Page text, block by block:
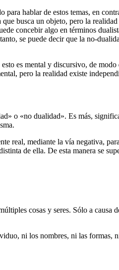
hablar de estos temas, en
busca un objeto, pero la
concebir algo en términos
se puede decir que la no-
es mental y discursivo, de
pero la realidad existe
o «no dualidad». Es más,
real, mediante la vía negativa,
de ella. De esta manera se
cosas y seres. Sólo a
ni los nombres, ni las formas,